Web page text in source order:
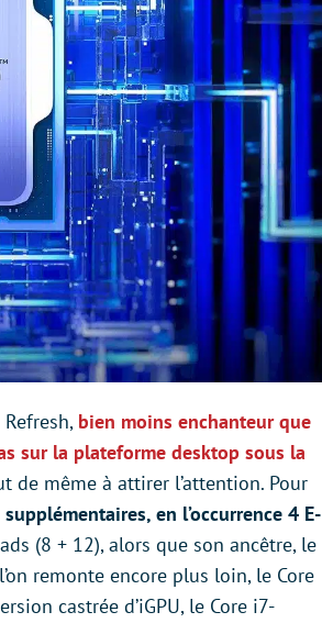
bien moins enchanteur que
sur la plateforme desktop sous la
de même à attirer l’attention. Pour
en l’occurrence 4 E-
(8 + 12), alors que son ancêtre, le
remonte encore plus loin, le Core
castrée d’iGPU, le Core i7-